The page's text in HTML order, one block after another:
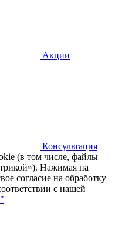
Акции
Консультация
(в том числе, файлы
Нажимая на
согласие на обработку
с нашей